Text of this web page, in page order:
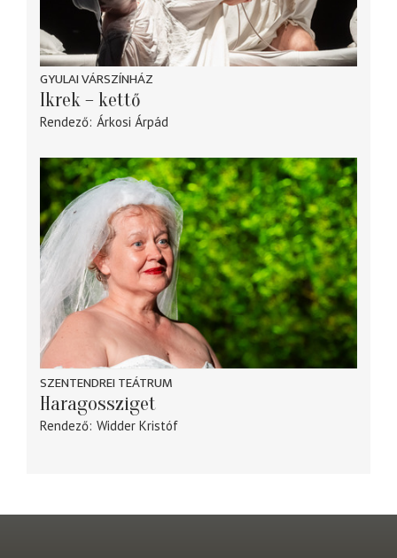
GYULAI VÁRSZÍNHÁZ
Ikrek – kettő
Rendező Árkosi Árpád
SZENTENDREI TEÁTRUM
Haragossziget
Rendező Widder Kristóf